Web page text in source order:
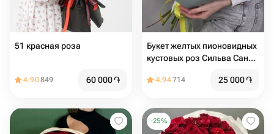
51 красная роза
4.90849 60 000֏
Букет желтых пионовидных
кустовых роз Сильва Санни
4.94714 25 000֏
-25%